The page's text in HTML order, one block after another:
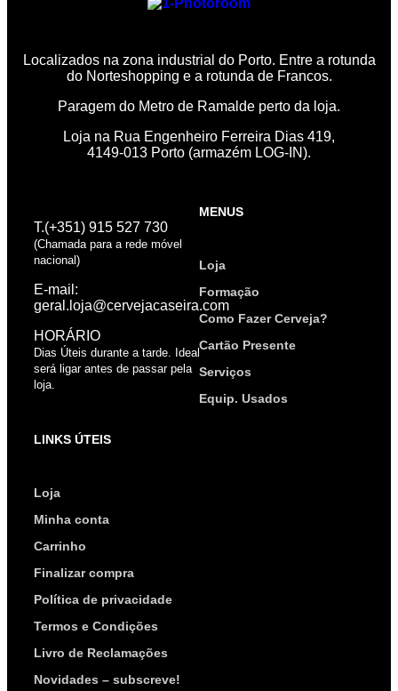
Localizados na zona industrial do Porto. Entre a rotunda
do Norteshopping e a rotunda de Francos.
Paragem do Metro de Ramalde perto da loja.
Loja na Rua Engenheiro Ferreira Dias 419,
4149-013 Porto (armazém LOG-IN).
T.(+351) 915 527 730
(Chamada para a rede móvel
nacional)
E-mail:
geral.loja@cervejacaseira.com
HORÁRIO
Dias Úteis durante a tarde. Ideal
será ligar antes de passar pela
loja.
MENUS
Loja
Formação
Como Fazer Cerveja?
Cartão Presente
Serviços
Equip. Usados
LINKS ÚTEIS
Loja
Minha conta
Carrinho
Finalizar compra
Política de privacidade
Termos e Condições
Livro de Reclamações
Novidades – subscreve!